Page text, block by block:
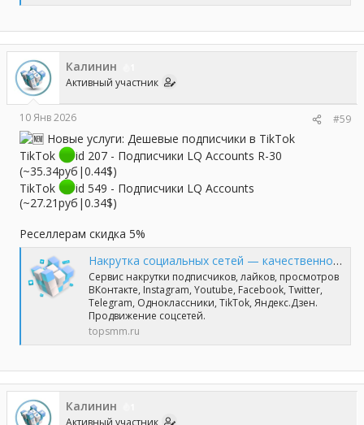
Калинин
Активный участник
10 Янв 2026 #59
Новые услуги: Дешевые подписчики в TikTok
TikTok
id 207 - Подписчики LQ Accounts R-30
(~35.34руб|0.44$)
TikTok
id 549 - Подписчики LQ Accounts
(~27.21руб|0.34$)
Реселлерам скидка 5%
Накрутка социальных сетей — качественно и профессионально | TopSmm
Сервис накрутки подписчиков, лайков, просмотров
ВКонтакте, Instagram, Youtube, Facebook, Twitter,
Telegram, Одноклассники, TikTok, Яндекс.Дзен.
Продвижение соцсетей.
topsmm.ru
Калинин
Активный участник